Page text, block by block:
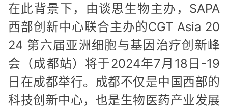
在此背景下，由谈思生物主办，SAPA
西部创新中心联合主办的CGT Asia 20
24 第六届亚洲细胞与基因治疗创新峰
会（成都站）将于2024年7月18日-19
日在成都举行。成都不仅是中国西部的
科技创新中心，也是生物医药产业发展